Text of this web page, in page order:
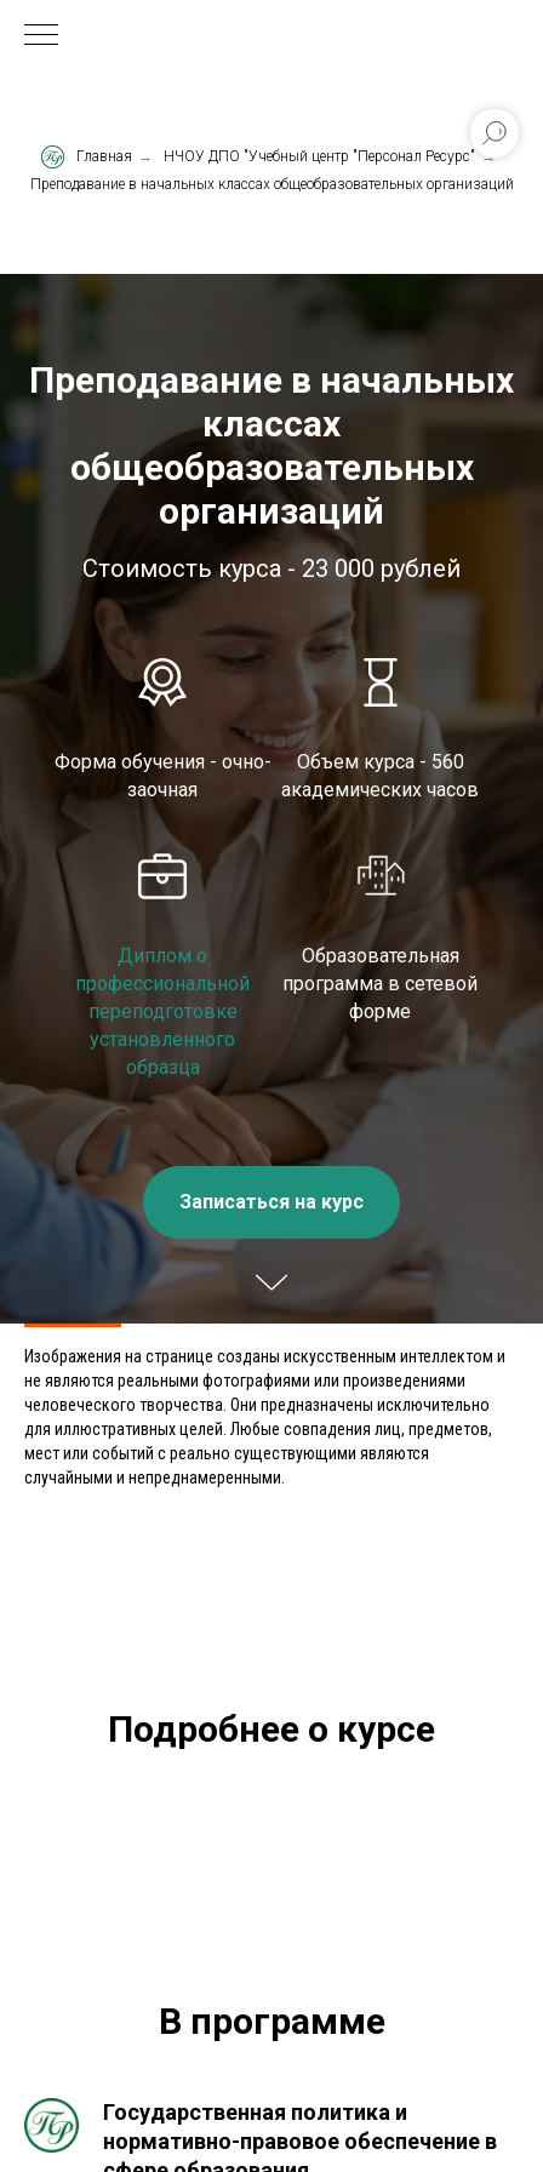
Главная → НЧОУ ДПО "Учебный центр "Персонал Ресурс" →
Преподавание в начальных классах общеобразовательных организаций
Преподавание в начальных
классах
общеобразовательных
организаций
Стоимость курса - 23 000 рублей
Форма обучения - очно-
заочная
Объем курса - 560
академических часов
Диплом о
профессиональной
переподготовке
установленного
образца
Образовательная
программа в сетевой
форме
Записаться на курс
Изображения на странице созданы искусственным интеллектом и
не являются реальными фотографиями или произведениями
человеческого творчества. Они предназначены исключительно
для иллюстративных целей. Любые совпадения лиц, предметов,
мест или событий с реально существующими являются
случайными и непреднамеренными.
Подробнее о курсе
В программе
Государственная политика и
нормативно-правовое обеспечение в